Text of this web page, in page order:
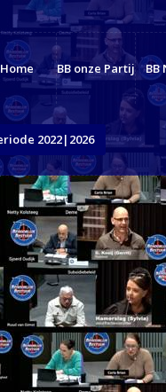
Home BB onze Partij BB
2022|2026